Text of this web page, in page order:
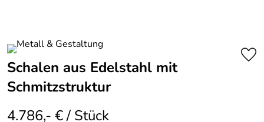
Schalen aus Edelstahl mit
Schmitzstruktur
4.786,- € / Stück